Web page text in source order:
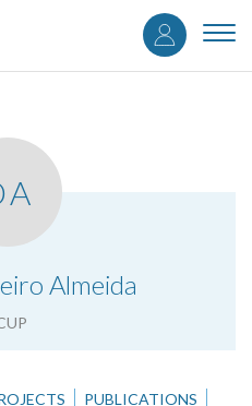
User
Almeida
PUBLICATIONS